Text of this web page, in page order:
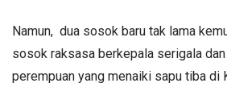
Namun, dua sosok baru tak lama
sosok raksasa berkepala serigala
perempuan yang menaiki sapu tiba di